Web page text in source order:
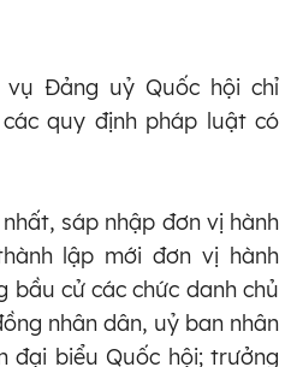
vụ Đảng uỷ Quốc hội chỉ
quy định pháp luật có
sáp nhập đơn vị hành
lập mới đơn vị hành
bầu cử các chức danh chủ
nhân dân, uỷ ban nhân
đại biểu Quốc hội; trưởng